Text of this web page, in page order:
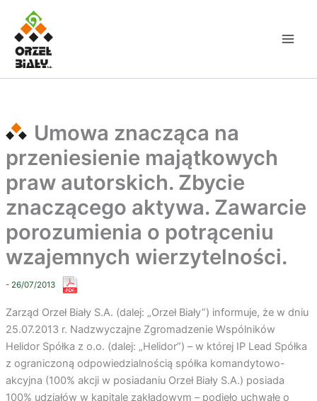
Przejdź
treści
Umowa znacząca na
przeniesienie majątkowych
praw autorskich. Zbycie
znaczącego aktywa. Zawarcie
porozumienia o potrąceniu
wzajemnych wierzytelności.
- 26/07/2013
Zarząd Orzeł Biały S.A. (dalej: „Orzeł Biały”) informuje, że w dniu
25.07.2013 r. Nadzwyczajne Zgromadzenie Wspólników
Helidor Spółka z o.o. (dalej: „Helidor”) – w której IP Lead Spółka
z ograniczoną odpowiedzialnością spółka komandytowo-
akcyjna (100% akcji w posiadaniu Orzeł Biały S.A.) posiada
100% udziałów w kapitale zakładowym – podjęło uchwałę o